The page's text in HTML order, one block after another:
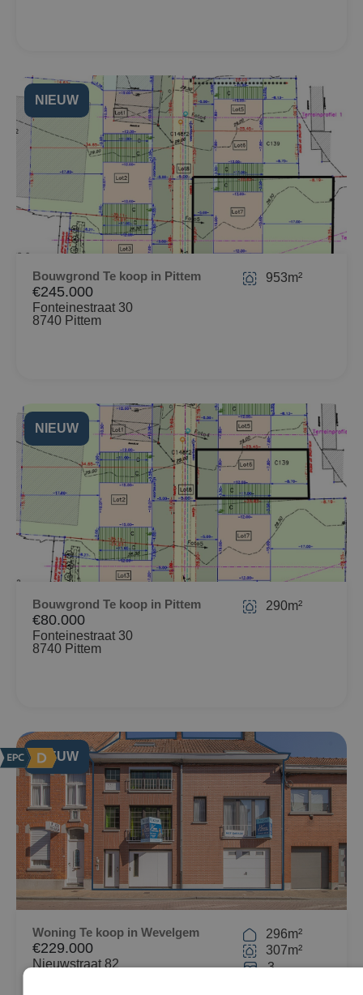
NIEUW
Bouwgrond Te koop in Pittem
€245.000
Fonteinestraat 30
8740 Pittem
953m²
NIEUW
Bouwgrond Te koop in Pittem
€80.000
Fonteinestraat 30
8740 Pittem
290m²
NIEUW
Woning Te koop in Wevelgem
€229.000
Nieuwstraat 82
296m²
307m²
3